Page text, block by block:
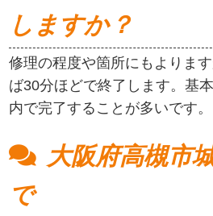
しますか？
修理の程度や箇所にもよりま
ば30分ほどで終了します。基
内で完了することが多いです。
大阪府高槻市
で